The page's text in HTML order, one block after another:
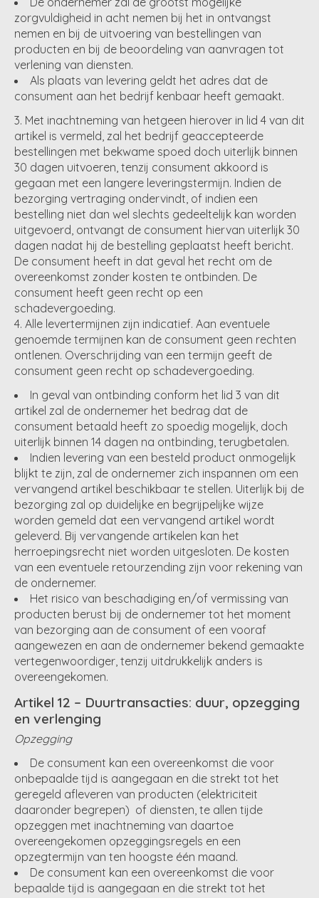
zorgvuldigheid in acht nemen bij het in ontvangst
nemen en bij de uitvoering van bestellingen van
producten en bij de beoordeling van aanvragen tot
verlening van diensten.
Als plaats van levering geldt het adres dat de
consument aan het bedrijf kenbaar heeft gemaakt.
Met inachtneming van hetgeen hierover in lid 4 van dit
artikel is vermeld, zal het bedrijf geaccepteerde
bestellingen met bekwame spoed doch uiterlijk binnen
30 dagen uitvoeren, tenzij consument akkoord is
gegaan met een langere leveringstermijn. Indien de
bezorging vertraging ondervindt, of indien een
bestelling niet dan wel slechts gedeeltelijk kan worden
uitgevoerd, ontvangt de consument hiervan uiterlijk 30
dagen nadat hij de bestelling geplaatst heeft bericht.
De consument heeft in dat geval het recht om de
overeenkomst zonder kosten te ontbinden. De
consument heeft geen recht op een
schadevergoeding.
Alle levertermijnen zijn indicatief. Aan eventuele
genoemde termijnen kan de consument geen rechten
ontlenen. Overschrijding van een termijn geeft de
consument geen recht op schadevergoeding.
In geval van ontbinding conform het lid 3 van dit
artikel zal de ondernemer het bedrag dat de
consument betaald heeft zo spoedig mogelijk, doch
uiterlijk binnen 14 dagen na ontbinding, terugbetalen.
Indien levering van een besteld product onmogelijk
blijkt te zijn, zal de ondernemer zich inspannen om een
vervangend artikel beschikbaar te stellen. Uiterlijk bij de
bezorging zal op duidelijke en begrijpelijke wijze
worden gemeld dat een vervangend artikel wordt
geleverd. Bij vervangende artikelen kan het
herroepingsrecht niet worden uitgesloten. De kosten
van een eventuele retourzending zijn voor rekening van
de ondernemer.
Het risico van beschadiging en/of vermissing van
producten berust bij de ondernemer tot het moment
van bezorging aan de consument of een vooraf
aangewezen en aan de ondernemer bekend gemaakte
vertegenwoordiger, tenzij uitdrukkelijk anders is
overeengekomen.
Artikel 12 – Duurtransacties: duur, opzegging
en verlenging
Opzegging
De consument kan een overeenkomst die voor
onbepaalde tijd is aangegaan en die strekt tot het
geregeld afleveren van producten (elektriciteit
daaronder begrepen) of diensten, te allen tijde
opzeggen met inachtneming van daartoe
overeengekomen opzeggingsregels en een
opzegtermijn van ten hoogste één maand.
De consument kan een overeenkomst die voor
bepaalde tijd is aangegaan en die strekt tot het